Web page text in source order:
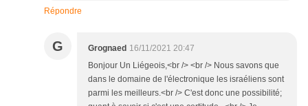
Répondre
G Grognaed 16/11/2021 20:47
Bonjour Un Liégeois,<br /> <br /> Nous savons que
dans le domaine de l'électronique les israéliens sont
parmi les meilleurs.<br /> C'est donc une possibilité;